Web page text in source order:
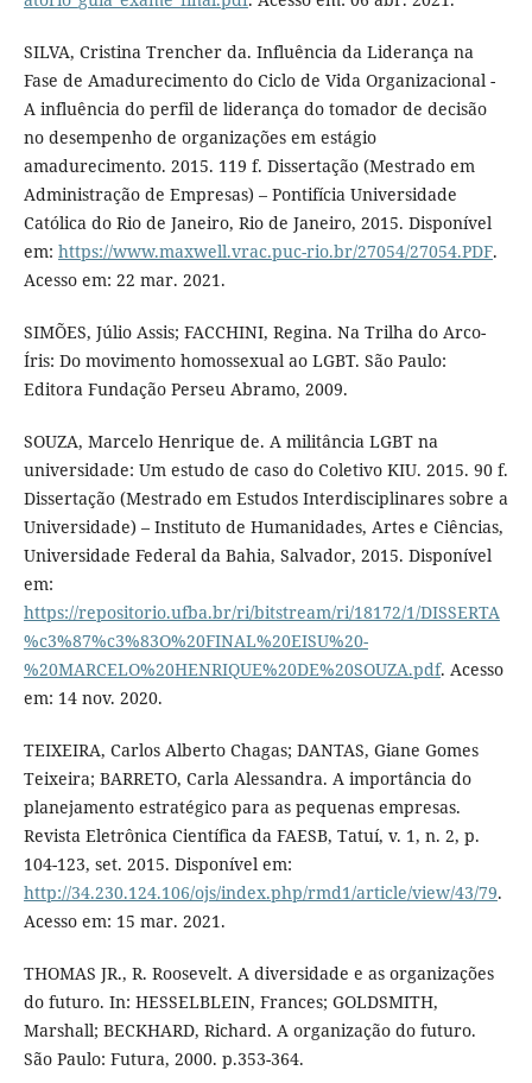
SILVA, Cristina Trencher da. Influência da Liderança na
Fase de Amadurecimento do Ciclo de Vida Organizacional -
A influência do perfil de liderança do tomador de decisão
no desempenho de organizações em estágio
amadurecimento. 2015. 119 f. Dissertação (Mestrado em
Administração de Empresas) – Pontifícia Universidade
Católica do Rio de Janeiro, Rio de Janeiro, 2015. Disponível
em: https://www.maxwell.vrac.puc-rio.br/27054/27054.PDF.
Acesso em: 22 mar. 2021.
SIMÕES, Júlio Assis; FACCHINI, Regina. Na Trilha do Arco-
Íris: Do movimento homossexual ao LGBT. São Paulo:
Editora Fundação Perseu Abramo, 2009.
SOUZA, Marcelo Henrique de. A militância LGBT na
universidade: Um estudo de caso do Coletivo KIU. 2015. 90 f.
Dissertação (Mestrado em Estudos Interdisciplinares sobre a
Universidade) – Instituto de Humanidades, Artes e Ciências,
Universidade Federal da Bahia, Salvador, 2015. Disponível
em:
https://repositorio.ufba.br/ri/bitstream/ri/18172/1/DISSERTA
%c3%87%c3%83O%20FINAL%20EISU%20-
%20MARCELO%20HENRIQUE%20DE%20SOUZA.pdf. Acesso
em: 14 nov. 2020.
TEIXEIRA, Carlos Alberto Chagas; DANTAS, Giane Gomes
Teixeira; BARRETO, Carla Alessandra. A importância do
planejamento estratégico para as pequenas empresas.
Revista Eletrônica Científica da FAESB, Tatuí, v. 1, n. 2, p.
104-123, set. 2015. Disponível em:
http://34.230.124.106/ojs/index.php/rmd1/article/view/43/79.
Acesso em: 15 mar. 2021.
THOMAS JR., R. Roosevelt. A diversidade e as organizações
do futuro. In: HESSELBLEIN, Frances; GOLDSMITH,
Marshall; BECKHARD, Richard. A organização do futuro.
São Paulo: Futura, 2000. p.353-364.